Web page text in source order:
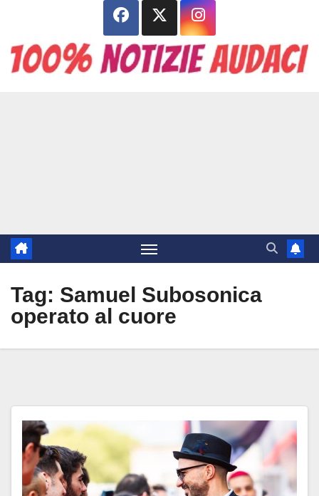
contenuto
Tag: Samuel Subosonica
operato al cuore